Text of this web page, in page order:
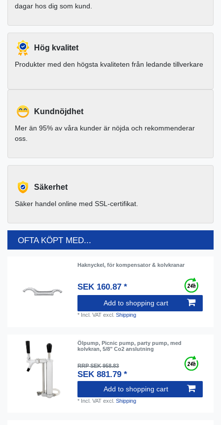
dagar hos dig som kund.
Hög kvalitet
Produkter med den högsta kvaliteten från ledande tillverkare
Kundnöjdhet
Mer än 95% av våra kunder är nöjda och rekommenderar
oss.
Säkerhet
Säker handel online med SSL-certifikat.
OFTA KÖPT MED...
Haknyckel, för kompensator & kolvkranar
SEK 160.87 *
Add to shopping cart
* Incl. VAT excl.Shipping
Ölpump, Picnic pump, party pump, med
kolvkran, 5/8" Co2 anslutning
RRP SEK 958.83
SEK 881.79 *
Add to shopping cart
* Incl. VAT excl.Shipping